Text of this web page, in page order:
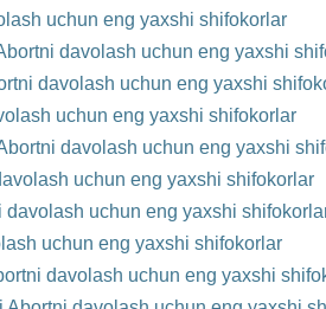
uchun eng yaxshi shifokorlar
davolash uchun eng yaxshi
davolash uchun eng yaxshi
uchun eng yaxshi shifokorlar
davolash uchun eng yaxshi
uchun eng yaxshi shifokorlar
uchun eng yaxshi
uchun eng yaxshi shifokorlar
davolash uchun eng yaxshi